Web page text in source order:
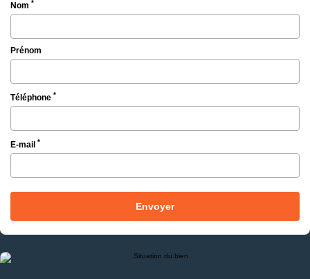
Nom *
Prénom
Téléphone *
E-mail *
Envoyer